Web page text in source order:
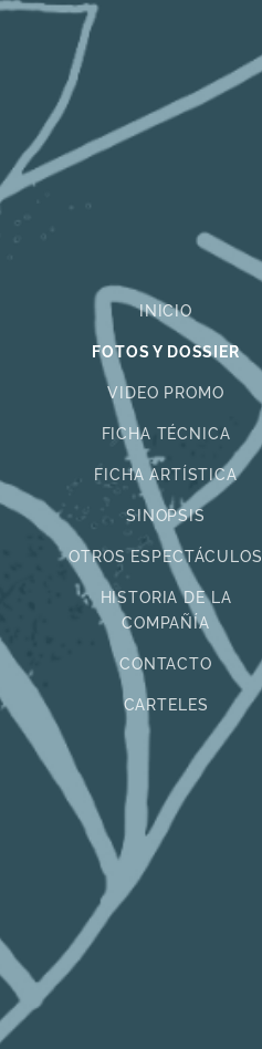
INICIO
FOTOS Y DOSSIER
VIDEO PROMO
FICHA TÉCNICA
FICHA ARTÍSTICA
SINOPSIS
OTROS ESPECTÁCULOS
HISTORIA DE LA
COMPAÑÍA
CONTACTO
CARTELES